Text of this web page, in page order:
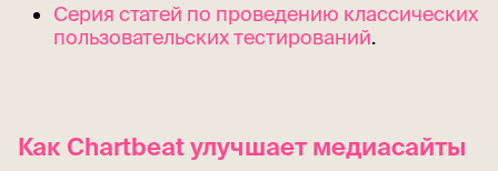
Серия статей по проведению классических
пользовательских тестирований.
Как Chartbeat улучшает медиасайты